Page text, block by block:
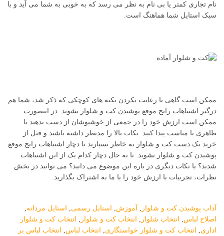
نام تجاری کمتر یا بی نام به نظر می رسد که به خوبی به شما می آید و با
سبک استایل شما هماهنگ است.
ممکن است گاهی با رعایت نکردن نکته های کوچکی که ذکر شد، شما هم
درگیر اشتباهات رایج موقع پوشیدن کت و شلوار بشوید. در اینصورت
ممکن است ارزش خود را در جمعی از خوشپوشان از دست بدهید یا
ظاهری نا مناسب پیدا کنید. نکات بالا را مدنظر داشته باشید و قبل از
خرید یک دست کت و شلوار به خاطر بسپارید تا دچار اشتباهات رایج موقع
پوشیدن کت و شلوار نشوید. تا به حال دچار کدام یک از این اشتباهات
شدید؟ یا نکات دیگری در باره این موضوع می دانید؟ می توانید در بخش
نظرات، تجربیات با ارزش خود را با ما به اشتراک بگذارید.
آداب پوشیدن کت و شلوار , آموزش, استایل رسمی, استایل مردانه,
اصلاح لباس, انتخاب شلوار , انتخاب کت و شلوار ,
انتخاب کت و شلوار
اداری, انتخاب کت و شلوار خواستگاری, انتخاب لباس, انتخاب لباس بر